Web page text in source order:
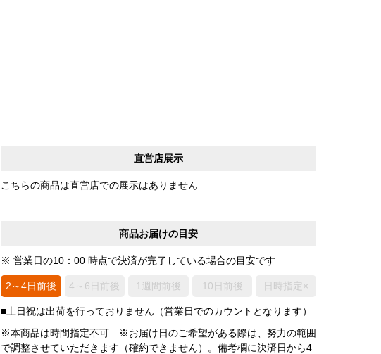
直営店展示
こちらの商品は直営店での展示はありません
商品お届けの目安
※ 営業日の10：00 時点で決済が完了している場合の目安です
2～4日前後 4～6日前後 1週間前後 10日前後 日時指定×
■土日祝は出荷を行っておりません（営業日でのカウントとなります）
※本商品は時間指定不可 ※お届け日のご希望がある際は、努力の範囲
で調整させていただきます（確約できません）。備考欄に決済日から4